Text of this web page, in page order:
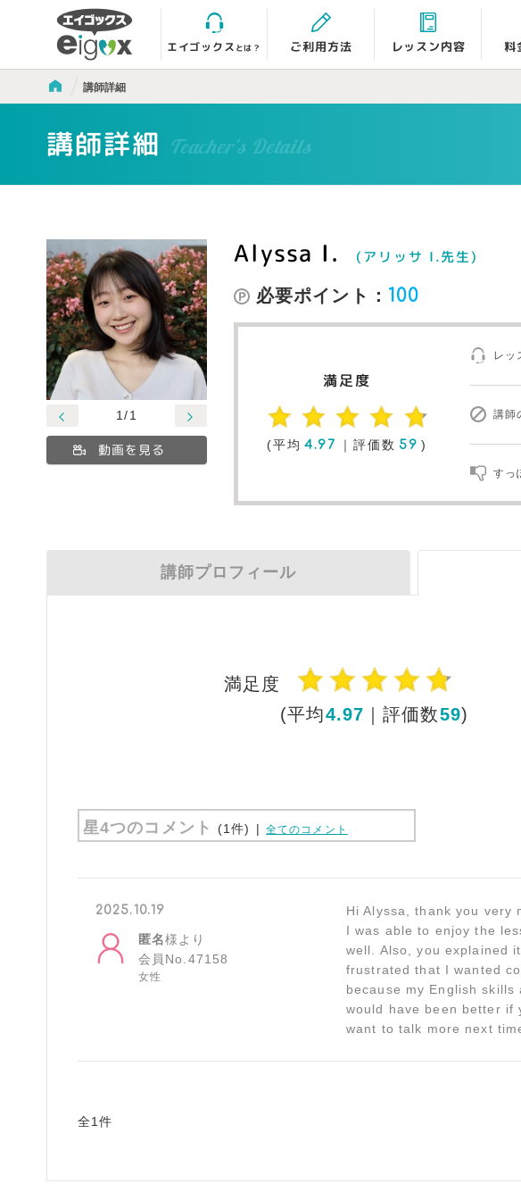
エイゴックス とは？ ご利用方法 レッスン内容 料
講師詳細
講師詳細 Teacher's Details
1/1
動画を見る
Alyssa I. (アリッサ I.先生)
必要ポイント： 100
満足度
(平均 4.97 ｜評価数 59 )
レッ
講師
すっ
講師プロフィール
満足度
(平均4.97 ｜評価数59)
星4つのコメント (1件) | 全てのコメント
2025.10.19
匿名様より
会員No.47158
女性
Hi Alyssa, thank you very
I was able to enjoy the
well. Also, you explained
frustrated that I wanted
because my English
would have been better if
want to talk more next
全1件